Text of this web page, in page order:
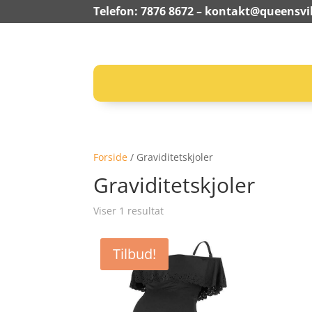
Telefon: 7876 8672 –
Forside / Graviditetskjoler
Graviditetskjoler
Viser 1 resultat
Tilbud!